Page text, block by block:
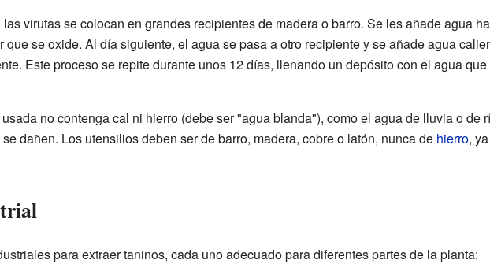
virutas se colocan en grandes recipientes de madera o barro. Se les añade agua
que se oxide. Al día siguiente, el agua se pasa a otro recipiente y se añade agua
Este proceso se repite durante unos 12 días, llenando un depósito con el agua que
no contenga cal ni hierro (debe ser "agua blanda"), como el agua de lluvia o de
dañen. Los utensilios deben ser de barro, madera, cobre o latón, nunca de hierro,
para extraer taninos, cada uno adecuado para diferentes partes de la planta: